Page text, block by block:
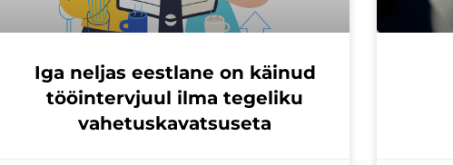
Iga neljas eestlane on käinud
tööintervjuul ilma tegeliku
vahetuskavatsuseta